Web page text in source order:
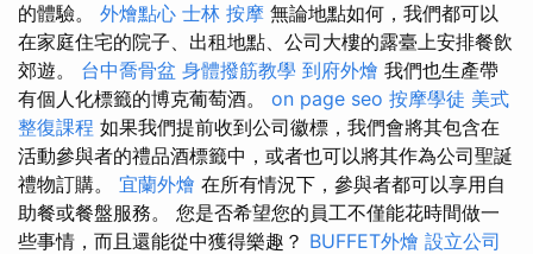
的體驗。 外燴點心 士林 按摩 無論地點如何，我們都可以
在家庭住宅的院子、出租地點、公司大樓的露臺上安排餐飲
郊遊。 台中喬骨盆 身體撥筋教學 到府外燴 我們也生產帶
有個人化標籤的博克葡萄酒。 on page seo 按摩學徒 美式
整復課程 如果我們提前收到公司徽標，我們會將其包含在
活動參與者的禮品酒標籤中，或者也可以將其作為公司聖誕
禮物訂購。 宜蘭外燴 在所有情況下，參與者都可以享用自
助餐或餐盤服務。 您是否希望您的員工不僅能花時間做一
些事情，而且還能從中獲得樂趣？ BUFFET外燴 設立公司